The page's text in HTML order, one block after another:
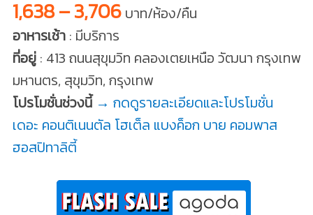
1,638 – 3,706บาท/ห้อง/คืน
อาหารเช้า: มีบริการ
ที่อยู่: 413 ถนนสุขุมวิท คลองเตยเหนือ วัฒนา กรุงเทพ
มหานตร, สุขุมวิท, กรุงเทพ
โปรโมชั่นช่วงนี้ → กดดูรายละเอียดและโปรโมชั่น
เดอะ คอนติเนนตัล โฮเต็ล แบงค็อก บาย คอมพาส
ฮอสปิทาลิตี้